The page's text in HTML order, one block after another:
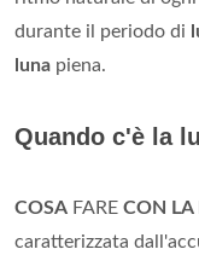
durante il periodo di
luna piena.
Quando c'è la
COSA FARE CON LA
caratterizzata